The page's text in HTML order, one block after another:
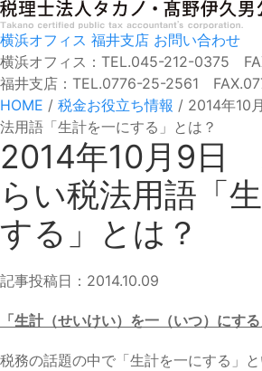
横浜オフィス 福井支店 お問い合わせ
横浜オフィス：TEL.045-212-0375
福井支店：TEL.0776-25-2561
HOME / 税金お役立ち情報 / 2014年10
法用語「生計を一にする」とは？
2014年10月9日
らい税法用語「
する」とは？
記事投稿日：2014.10.09
「生計（せいけい）を一（いつ）にする
税務の話題の中で「生計を一にする」